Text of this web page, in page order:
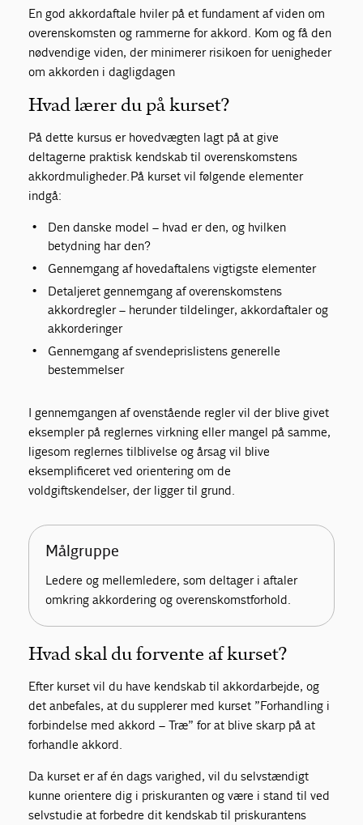
En god akkordaftale hviler på et fundament af viden om
overenskomsten og rammerne for akkord. Kom og få den
nødvendige viden, der minimerer risikoen for uenigheder
om akkorden i dagligdagen
Hvad lærer du på kurset?
På dette kursus er hovedvægten lagt på at give
deltagerne praktisk kendskab til overenskomstens
akkordmuligheder. På kurset vil følgende elementer
indgå:
Den danske model – hvad er den, og hvilken
betydning har den?
Gennemgang af hovedaftalens vigtigste elementer
Detaljeret gennemgang af overenskomstens
akkordregler – herunder tildelinger, akkordaftaler og
akkorderinger
Gennemgang af svendeprislistens generelle
bestemmelser
I gennemgangen af ovenstående regler vil der blive givet
eksempler på reglernes virkning eller mangel på samme,
ligesom reglernes tilblivelse og årsag vil blive
eksemplificeret ved orientering om de
voldgiftskendelser, der ligger til grund.
Målgruppe
Ledere og mellemledere, som deltager i aftaler
omkring akkordering og overenskomstforhold.
Hvad skal du forvente af kurset?
Efter kurset vil du have kendskab til akkordarbejde, og
det anbefales, at du supplerer med kurset ”Forhandling i
forbindelse med akkord – Træ” for at blive skarp på at
forhandle akkord.
Da kurset er af én dags varighed, vil du selvstændigt
kunne orientere dig i priskuranten og være i stand til ved
selvstudie at forbedre dit kendskab til priskurantens